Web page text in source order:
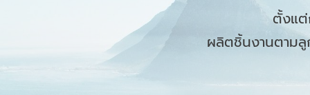
ตั้งแ
ผลิตชิ้นงานตาม